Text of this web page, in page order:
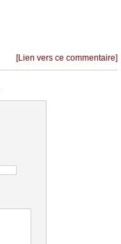
[Lien vers ce commentaire]